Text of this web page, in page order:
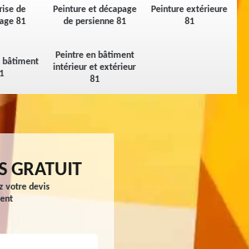
de
81
Peinture et décapage
de persienne 81
Peinture extérieure
81
bâtiment
Peintre en bâtiment
intérieur et extérieur
81
GRATUIT
votre devis